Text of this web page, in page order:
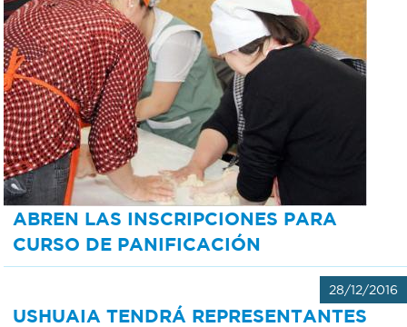
ABREN LAS INSCRIPCIONES PARA
CURSO DE PANIFICACIÓN
28/12/2016
USHUAIA TENDRÁ REPRESENTANTES